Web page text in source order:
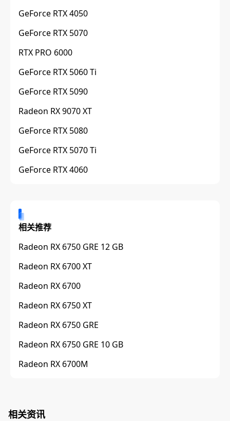
GeForce RTX 4050
GeForce RTX 5070
RTX PRO 6000
GeForce RTX 5060 Ti
GeForce RTX 5090
Radeon RX 9070 XT
GeForce RTX 5080
GeForce RTX 5070 Ti
GeForce RTX 4060
相关推荐
Radeon RX 6750 GRE 12 GB
Radeon RX 6700 XT
Radeon RX 6700
Radeon RX 6750 XT
Radeon RX 6750 GRE
Radeon RX 6750 GRE 10 GB
Radeon RX 6700M
相关资讯